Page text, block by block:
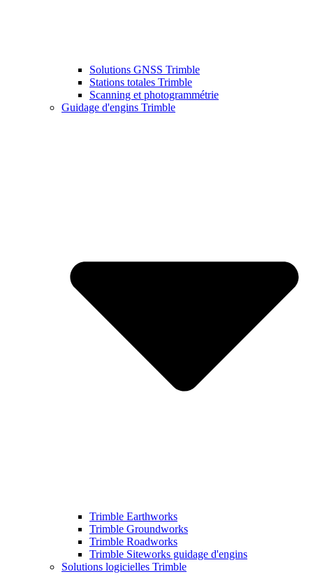
Solutions GNSS Trimble
Stations totales Trimble
Scanning et photogrammétrie
Guidage d'engins Trimble
Trimble Earthworks
Trimble Groundworks
Trimble Roadworks
Trimble Siteworks guidage d'engins
Solutions logicielles Trimble